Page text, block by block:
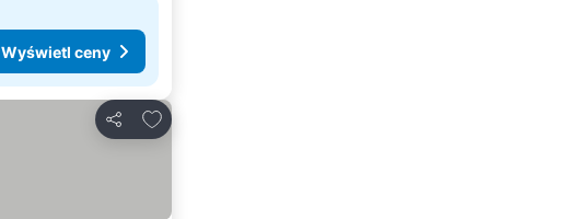
Wyświetl ceny
Udostępnij
Dodaj do ulubionych